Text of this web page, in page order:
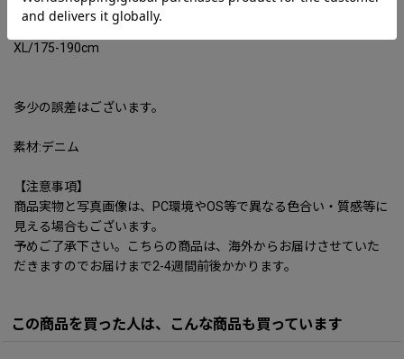
M/165-180
XL/175-190cm
多少の誤差はございます。
素材:デニム
【注意事項】
商品実物と写真画像は、PC環境やOS等で異なる色合い・質感等に
見える場合もございます。
予めご了承下さい。こちらの商品は、海外からお届けさせていた
だきますのでお届けまで2-4週間前後かかります。
この商品を買った人は、こんな商品も買っています